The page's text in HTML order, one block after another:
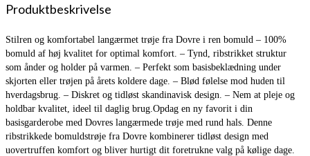
Produktbeskrivelse
Stilren og komfortabel langærmet trøje fra Dovre i ren bomuld – 100%
bomuld af høj kvalitet for optimal komfort. – Tynd, ribstrikket struktur
som ånder og holder på varmen. – Perfekt som basisbeklædning under
skjorten eller trøjen på årets koldere dage. – Blød følelse mod huden til
hverdagsbrug. – Diskret og tidløst skandinavisk design. – Nem at pleje og
holdbar kvalitet, ideel til daglig brug.Opdag en ny favorit i din
basisgarderobe med Dovres langærmede trøje med rund hals. Denne
ribstrikkede bomuldstrøje fra Dovre kombinerer tidløst design med
uovertruffen komfort og bliver hurtigt dit foretrukne valg på kølige dage.